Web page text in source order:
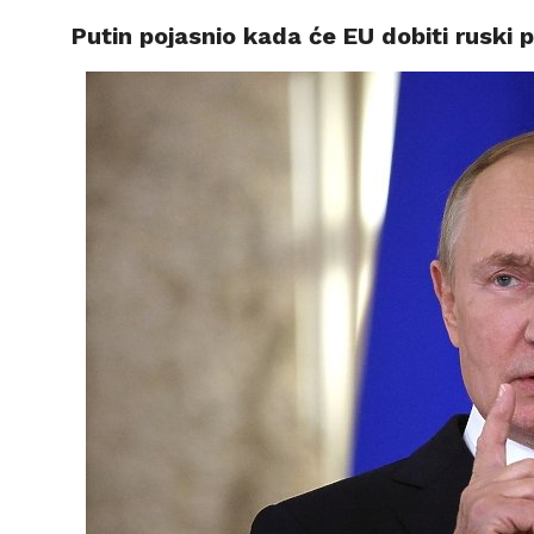
VIJESTI
Putin pojasnio kada će EU dobiti ruski